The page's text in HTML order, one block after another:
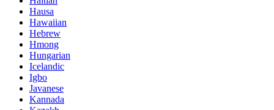
Hausa
Hawaiian
Hebrew
Hmong
Hungarian
Icelandic
Igbo
Javanese
Kannada